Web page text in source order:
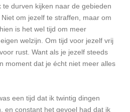
te durven kijken naar de gebieden
om jezelf te straffen, maar om
is het wel tijd om meer
welzijn. Om tijd voor jezelf vrij
rust. Want als je jezelf steeds
moment dat je écht niet meer alles
een tijd dat ik twintig dingen
en constant het gevoel had dat ik